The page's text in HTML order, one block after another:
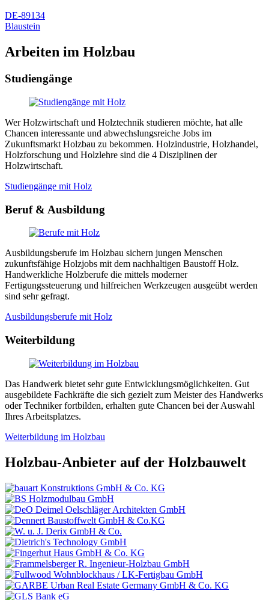
DE-89134
Blaustein
Arbeiten im Holzbau
Studiengänge
Wer Holzwirtschaft und Holztechnik studieren möchte, hat alle
Chancen interessante und abwechslungsreiche Jobs im
Zukunftsmarkt Holzbau zu bekommen. Holzindustrie, Holzhandel,
Holzforschung und Holzlehre sind die 4 Disziplinen der
Holzwirtschaft.
Studiengänge mit Holz
Beruf & Ausbildung
Ausbildungsberufe im Holzbau sichern jungen Menschen
zukunftsfähige Holzjobs mit dem nachhaltigen Baustoff Holz.
Handwerkliche Holzberufe die mittels moderner
Fertigungssteuerung und hilfreichen Werkzeugen ausgeübt werden
sind sehr gefragt.
Ausbildungsberufe mit Holz
Weiterbildung
Das Handwerk bietet sehr gute Entwicklungsmöglichkeiten. Gut
ausgebildete Fachkräfte die sich gezielt zum Meister des Handwerks
oder Techniker fortbilden, erhalten gute Chancen bei der Auswahl
Ihres Arbeitsplatzes.
Weiterbildung im Holzbau
Holzbau-Anbieter auf der Holzbauwelt